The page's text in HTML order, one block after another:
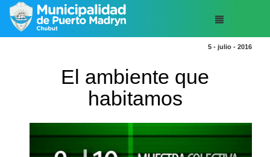
5 - julio - 2016
El ambiente que
habitamos